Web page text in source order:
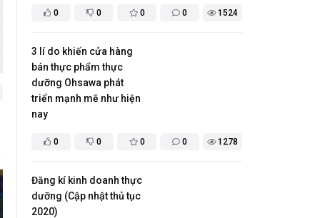
0 0 0 0 1524
0 0 0 0 1278
3 lí do khiến cửa hàng
bán thực phẩm thực
dưỡng Ohsawa phát
triển mạnh mẽ như hiện
nay
Đăng kí kinh doanh thực
dưỡng (Cập nhật thủ tục
2020)